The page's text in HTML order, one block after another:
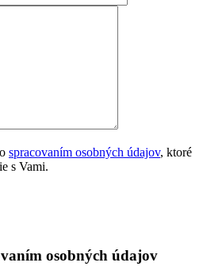
spracovaním osobných údajov, ktoré
s Vami.
osobných údajov